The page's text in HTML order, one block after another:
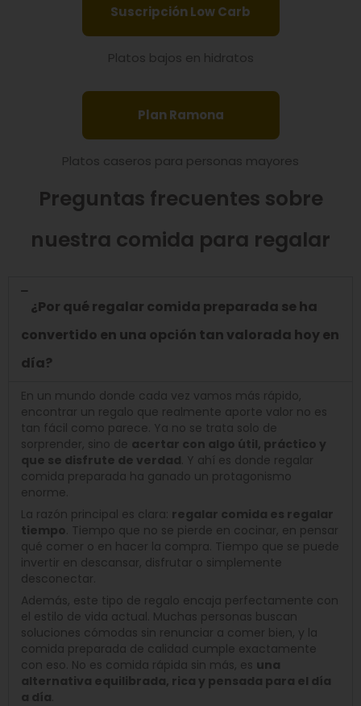
Suscripción Low Carb
Platos bajos en hidratos
Plan Ramona
Platos caseros para personas mayores
Preguntas frecuentes sobre
nuestra comida para regalar
¿Por qué regalar comida preparada se ha
convertido en una opción tan valorada hoy en
día?
En un mundo donde cada vez vamos más rápido,
encontrar un regalo que realmente aporte valor no es
tan fácil como parece. Ya no se trata solo de
sorprender, sino de acertar con algo útil, práctico y
que se disfrute de verdad . Y ahí es donde regalar
comida preparada ha ganado un protagonismo
enorme.
La razón principal es clara: regalar comida es regalar
tiempo . Tiempo que no se pierde en cocinar, en pensar
qué comer o en hacer la compra. Tiempo que se puede
invertir en descansar, disfrutar o simplemente
desconectar.
Además, este tipo de regalo encaja perfectamente con
el estilo de vida actual. Muchas personas buscan
soluciones cómodas sin renunciar a comer bien, y la
comida preparada de calidad cumple exactamente
con eso. No es comida rápida sin más, es una
alternativa equilibrada, rica y pensada para el día
a día